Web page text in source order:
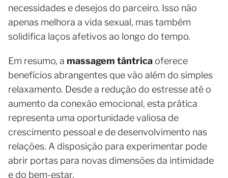
necessidades e desejos do parceiro. Isso não
apenas melhora a vida sexual, mas também
solidifica laços afetivos ao longo do tempo.
Em resumo, a massagem tântrica oferece
benefícios abrangentes que vão além do simples
relaxamento. Desde a redução do estresse até o
aumento da conexão emocional, esta prática
representa uma oportunidade valiosa de
crescimento pessoal e de desenvolvimento nas
relações. A disposição para experimentar pode
abrir portas para novas dimensões da intimidade
e do bem-estar.